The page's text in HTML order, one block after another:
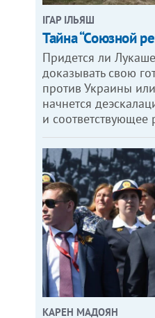
ІГАР ІЛЬЯШ
Тайна “Союзной
Придется ли
доказывать свою
против Украины
начнется
и
КАРЕН МАДОЯН